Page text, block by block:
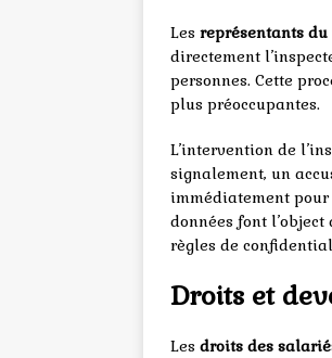
Les représentants
directement
personnes. Cette
plus préoccupantes.
L’intervention de
signalement, un
immédiatement pour
données font
règles de
Droits et
Les droits des